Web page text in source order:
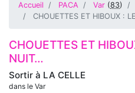
Accueil PACA Var (83)
CHOUETTES ET HIBOUX :
Sortir à LA CELLE
dans le Var
CHOUETTES ET
NUIT…